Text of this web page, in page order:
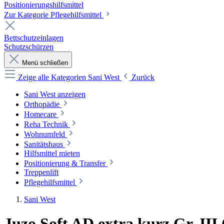
Positionierungshilfsmittel
Zur Kategorie Pflegehilfsmittel
Bettschutzeinlagen
Schutzschürzen
Menü schließen
Zeige alle Kategorien Sani West
Zurück
Sani West anzeigen
Orthopädie
Homecare
Reha Technik
Wohnumfeld
Sanitätshaus
Hilfsmittel mieten
Positionierung & Transfer
Treppenlift
Pflegehilfsmittel
Sani West